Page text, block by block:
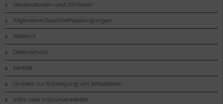
Versandkosten und Zahlarten
Allgemeine Geschaeftsbedingungen
Widerruf
Datenschutz
Kontakt
Hinweis zur Entsorgung von Altbatterien
Infos über InstrumenteNRW